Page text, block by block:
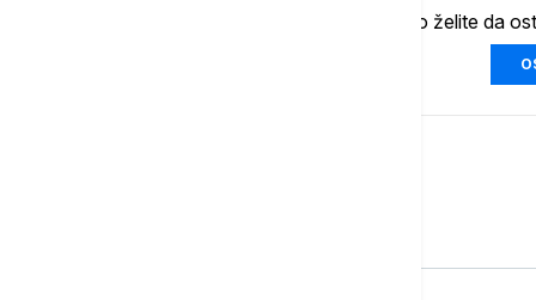
Ukoliko želite da